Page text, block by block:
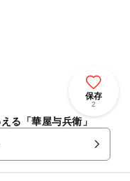
保存
2
る「華屋与兵衛」